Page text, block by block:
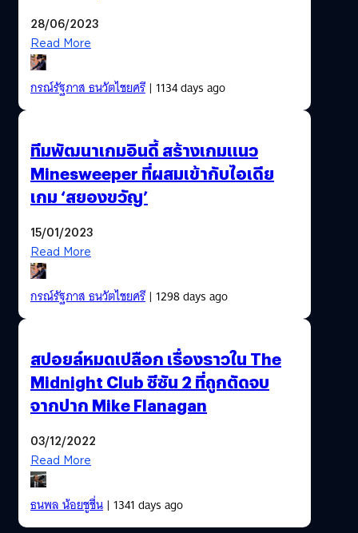
28/06/2023
Read More
กรณ์รัฐภาส ธนวัตไชยศรี| 1134 days ago
ทีมพัฒนาเกมอินดี้ สร้างเกมแนว
Minesweeper ที่ผสมเข้ากับไอเดีย
เกม ‘สยองขวัญ’
15/01/2023
Read More
กรณ์รัฐภาส ธนวัตไชยศรี| 1298 days ago
สปอยล์หมดเปลือก เรื่องราวใน The
Midnight Club ซีซัน 2 ที่ถูกตัดจบ
จากปาก Mike Flanagan
03/12/2022
Read More
ธนพล น้อยชูชื่น| 1341 days ago